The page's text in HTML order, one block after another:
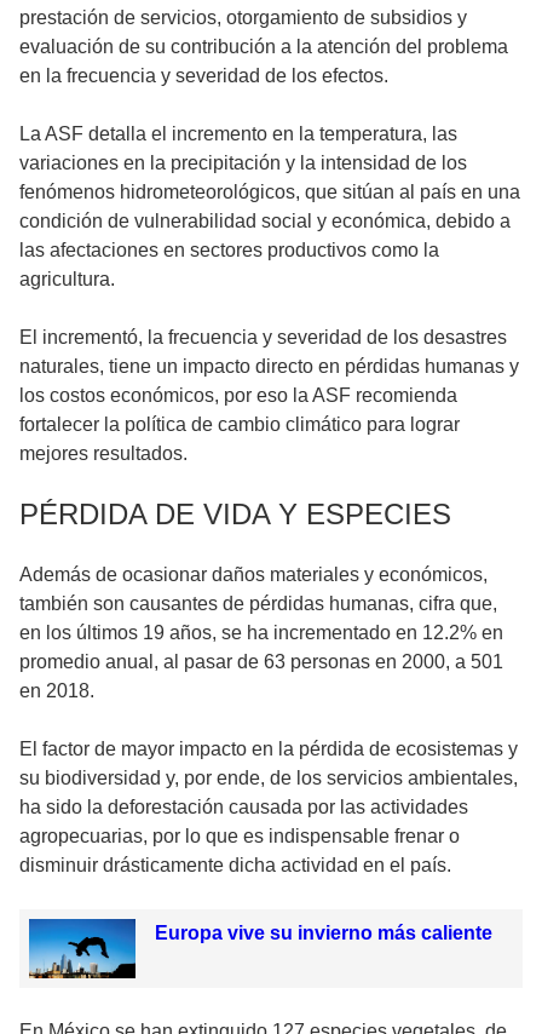
prestación de servicios, otorgamiento de subsidios y
evaluación de su contribución a la atención del problema
en la frecuencia y severidad de los efectos.
La ASF detalla el incremento en la temperatura, las
variaciones en la precipitación y la intensidad de los
fenómenos hidrometeorológicos, que sitúan al país en una
condición de vulnerabilidad social y económica, debido a
las afectaciones en sectores productivos como la
agricultura.
El incrementó, la frecuencia y severidad de los desastres
naturales, tiene un impacto directo en pérdidas humanas y
los costos económicos, por eso la ASF recomienda
fortalecer la política de cambio climático para lograr
mejores resultados.
PÉRDIDA DE VIDA Y ESPECIES
Además de ocasionar daños materiales y económicos,
también son causantes de pérdidas humanas, cifra que,
en los últimos 19 años, se ha incrementado en 12.2% en
promedio anual, al pasar de 63 personas en 2000, a 501
en 2018.
El factor de mayor impacto en la pérdida de ecosistemas y
su biodiversidad y, por ende, de los servicios ambientales,
ha sido la deforestación causada por las actividades
agropecuarias, por lo que es indispensable frenar o
disminuir drásticamente dicha actividad en el país.
Europa vive su invierno más caliente